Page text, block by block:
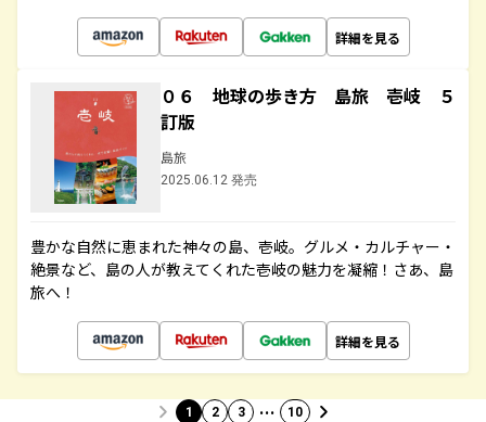
詳細を見る
０６ 地球の歩き方 島旅 壱岐 ５
訂版
島旅
2025.06.12 発売
豊かな自然に恵まれた神々の島、壱岐。グルメ・カルチャー・
絶景など、島の人が教えてくれた壱岐の魅力を凝縮！さあ、島
旅へ！
詳細を見る
1 2 3 … 10